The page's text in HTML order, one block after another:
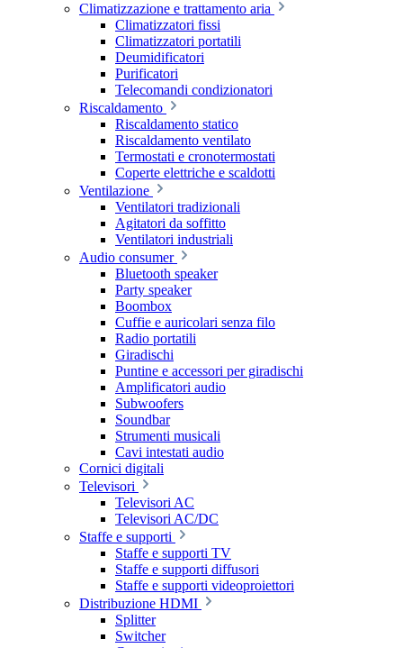
Climatizzazione e trattamento aria
Climatizzatori fissi
Climatizzatori portatili
Deumidificatori
Purificatori
Telecomandi condizionatori
Riscaldamento
Riscaldamento statico
Riscaldamento ventilato
Termostati e cronotermostati
Coperte elettriche e scaldotti
Ventilazione
Ventilatori tradizionali
Agitatori da soffitto
Ventilatori industriali
Audio consumer
Bluetooth speaker
Party speaker
Boombox
Cuffie e auricolari senza filo
Radio portatili
Giradischi
Puntine e accessori per giradischi
Amplificatori audio
Subwoofers
Soundbar
Strumenti musicali
Cavi intestati audio
Cornici digitali
Televisori
Televisori AC
Televisori AC/DC
Staffe e supporti
Staffe e supporti TV
Staffe e supporti diffusori
Staffe e supporti videoproiettori
Distribuzione HDMI
Splitter
Switcher